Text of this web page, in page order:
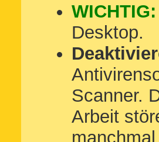
WICHTIG:
Desktop.
Scanner.
Arbeit